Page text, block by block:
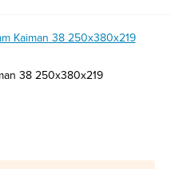
38 250х380х219